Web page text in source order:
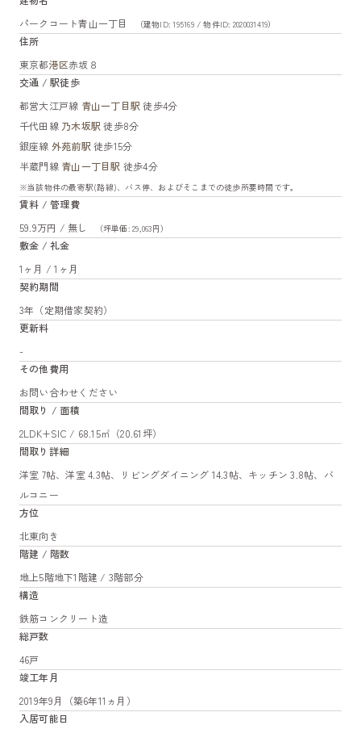
パークコート青山一丁目
（建物ID: 195169 / 物件ID: 2020031419）
住所
東京都港区赤坂８
交通 / 駅徒歩
都営大江戸線 青山一丁目駅 徒歩4分
千代田線 乃木坂駅 徒歩8分
銀座線 外苑前駅 徒歩15分
半蔵門線 青山一丁目駅 徒歩4分
※当該物件の最寄駅(路線)、バス停、およびそこまでの徒歩所要時間です。
賃料 / 管理費
59.9万円 / 無し
（坪単価: 29,063円）
敷金 / 礼金
1ヶ月 / 1ヶ月
契約期間
3年（定期借家契約）
更新料
-
その他費用
お問い合わせください
間取り / 面積
2LDK+SIC / 68.15㎡（20.61坪）
間取り詳細
洋室 7帖、洋室 4.3帖、リビングダイニング 14.3帖、キッチン 3.8帖、バ
ルコニー
方位
北東向き
階建 / 階数
地上5階地下1階建 / 3階部分
構造
鉄筋コンクリート造
総戸数
46戸
竣工年月
2019年9月（築6年11ヵ月）
入居可能日